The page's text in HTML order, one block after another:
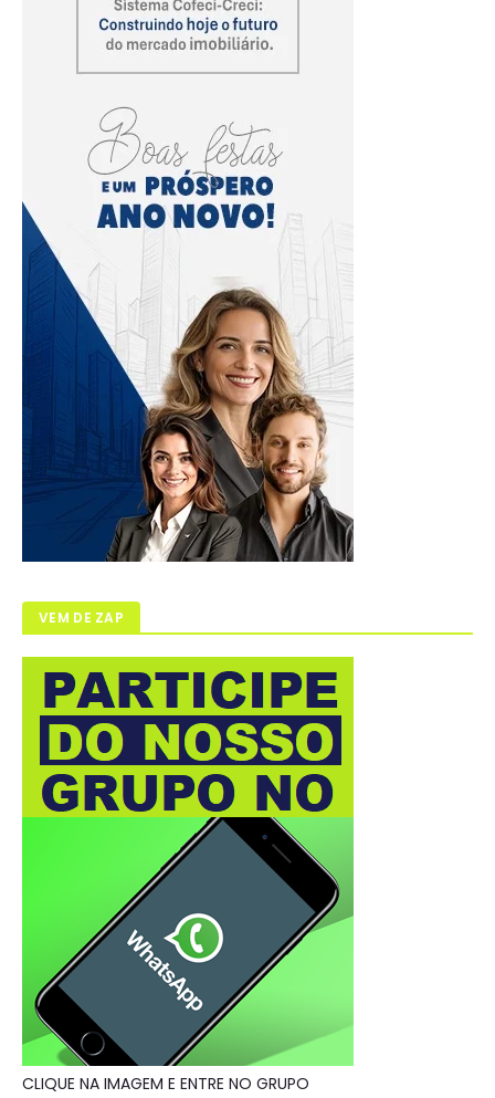
VEM DE ZAP
CLIQUE NA IMAGEM E ENTRE NO GRUPO